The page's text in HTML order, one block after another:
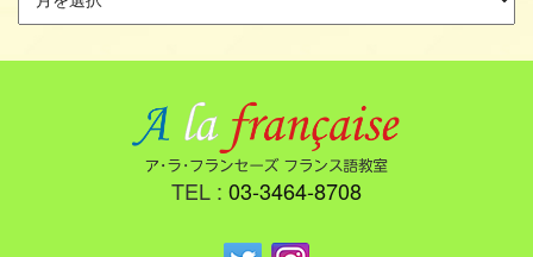
TEL : 03-3464-8708